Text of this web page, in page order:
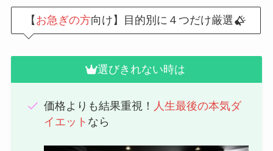
【 お急ぎの方向け】目的別に４つだけ厳選
選びきれない時は
価格よりも結果重視！ 人生最後の本気ダ
イエット なら